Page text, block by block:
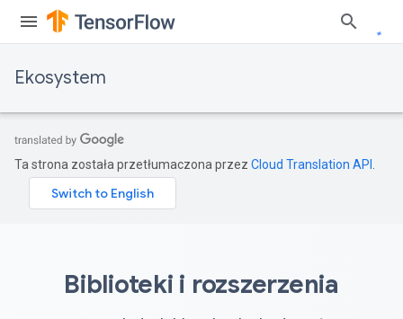
Ekosystem
Ta strona została przetłumaczona przez Cloud Translation API
Biblioteki i rozszerzenia